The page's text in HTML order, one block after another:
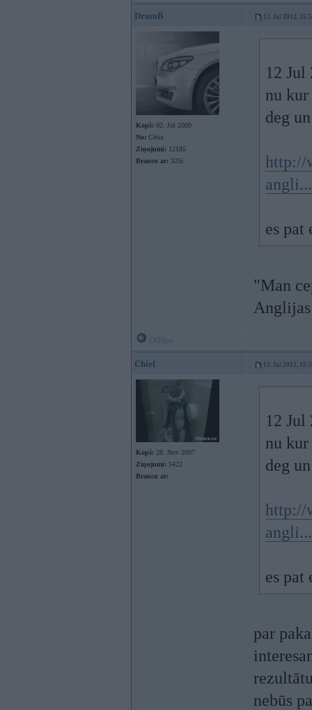
DrumB 12. Jul 2012,
Kopš: 02. Jul 2009
No: Cēsis
Ziņojumi: 12185
Braucu ar: 325i
12 Jul
nu
deg
http://
es pat
"Man
Chief 12. Jul 2012,
Kopš: 28. Nov 2007
Ziņojumi: 5422
Braucu ar:
12 Jul
nu
deg
http://
es pat
par
nebūs